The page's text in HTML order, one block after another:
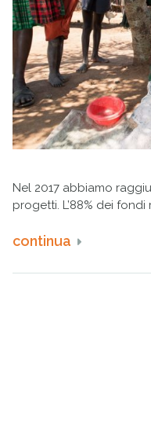
Nel 2017 abbiamo
progetti. L’88% dei
continua